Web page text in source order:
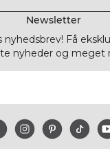
Newsletter
nyhedsbrev! Få
nyheder og meget